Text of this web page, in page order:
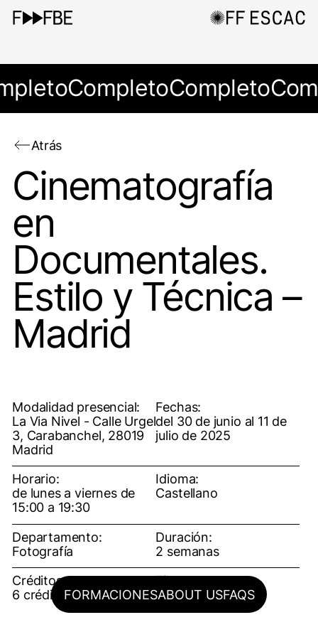
FORMACIONESABOUT USFAQS
CompletoCompleto
Atrás
Cinematografía
en
Documentales.
Estilo y Técnica –
Madrid
Modalidad presencial:
La Via Nivel - Calle Urgel
3, Carabanchel, 28019
Madrid
Fechas:
del 30 de junio al 11 de
julio de 2025
Horario:
de lunes a viernes de
15:00 a 19:30
Idioma:
Castellano
Departamento:
Fotografía
Duración:
2 semanas
Créditos:
6 créditos ECTS
Fianza:
150€